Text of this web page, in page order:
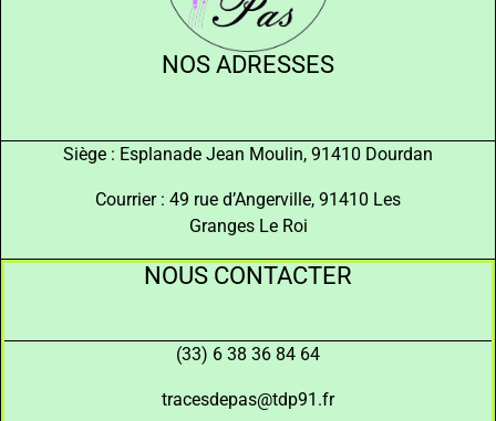
NOS ADRESSES
Siège : Esplanade Jean Moulin, 91410 Dourdan
Courrier : 49 rue d’Angerville, 91410 Les
Granges Le Roi
NOUS CONTACTER
(33) 6 38 36 84 64
tracesdepas@tdp91.fr